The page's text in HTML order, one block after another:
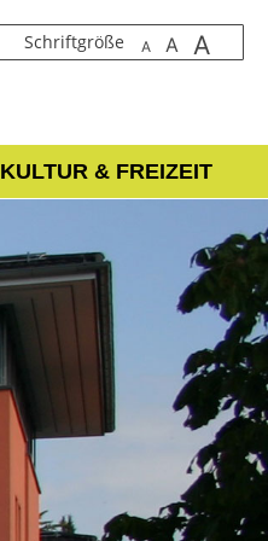
Schriftgröße A A A
KULTUR & FREIZEIT